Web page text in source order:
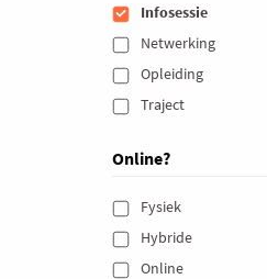
Infosessie
Netwerking
Opleiding
Traject
Online?
Fysiek
Hybride
Online